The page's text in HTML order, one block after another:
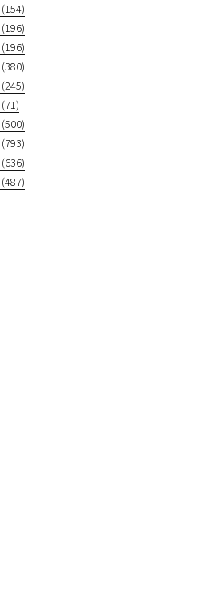
(154)
(196)
(196)
(380)
(245)
(71)
(500)
(793)
(636)
(487)